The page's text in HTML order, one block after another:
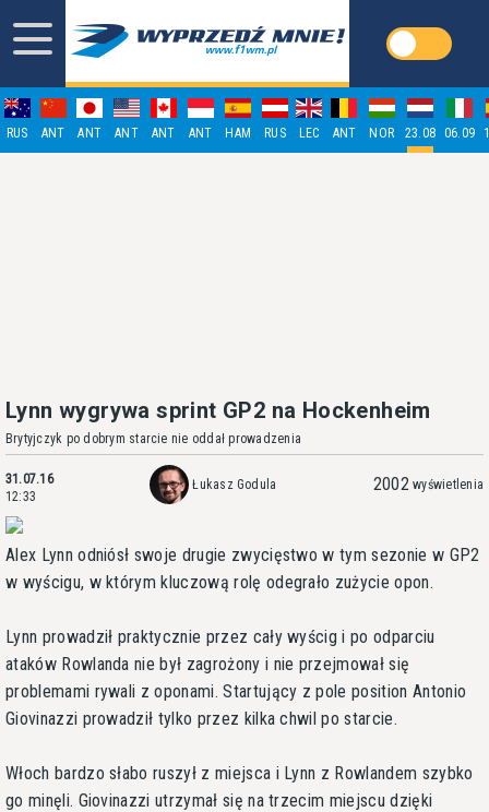
RUS ANT ANT ANT ANT ANT HAM RUS LEC ANT NOR 23.08 06.09
Lynn wygrywa sprint GP2 na Hockenheim
Brytyjczyk po dobrym starcie nie oddał prowadzenia
31.07.16
12:33
Łukasz Godula 2002 wyświetlenia
Alex Lynn odniósł swoje drugie zwycięstwo w tym sezonie w GP2
w wyścigu, w którym kluczową rolę odegrało zużycie opon.
Lynn prowadził praktycznie przez cały wyścig i po odparciu
ataków Rowlanda nie był zagrożony i nie przejmował się
problemami rywali z oponami. Startujący z pole position Antonio
Giovinazzi prowadził tylko przez kilka chwil po starcie.
Włoch bardzo słabo ruszył z miejsca i Lynn z Rowlandem szybko
go minęli. Giovinazzi utrzymał się na trzecim miejscu dzięki